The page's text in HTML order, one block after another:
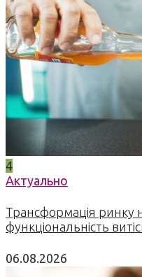
4
Актуально
Трансформація ринку
функціональність
06.08.2026